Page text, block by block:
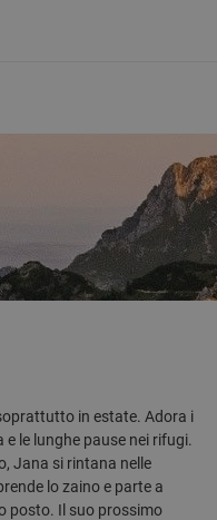
in estate. Adora i
le lunghe pause nei rifugi.
Jana si rintana nelle
lo zaino e parte a
posto. Il suo prossimo